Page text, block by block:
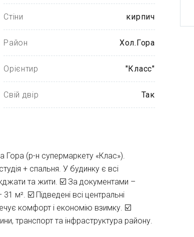
Стіни кирпич
Район Хол.Гора
Орієнтир "Класс"
Свій двір Так
Гора (р-н супермаркету «Клас»).
+ спальня. У будинку є всі
та жити. ☑️ За документами –
м². ☑️ Підведені всі центральні
комфорт і економію взимку. ☑️
транспорт та інфраструктура району.